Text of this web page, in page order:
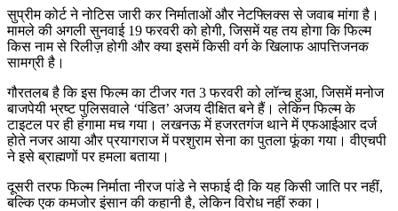
सुप्रीम कोर्ट ने नोटिस जारी कर निर्माताओं और नेटफ्लिक्स से जवाब मांगा है।
मामले की अगली सुनवाई 19 फरवरी को होगी, जिसमें यह तय होगा कि फिल्म
किस नाम से रिलीज़ होगी और क्या इसमें किसी वर्ग के खिलाफ आपत्तिजनक
सामग्री है।
गौरतलब है कि इस फिल्म का टीजर गत 3 फरवरी को लॉन्च हुआ, जिसमें मनोज
बाजपेयी भ्रष्ट पुलिसवाले ‘पंडित’ अजय दीक्षित बने हैं। लेकिन फिल्म के
टाइटल पर ही हंगामा मच गया। लखनऊ में हजरतगंज थाने में एफआईआर दर्ज
होते नजर आया और प्रयागराज में परशुराम सेना का पुतला फूंका गया। वीएचपी
ने इसे ब्राह्मणों पर हमला बताया।
दूसरी तरफ फिल्म निर्माता नीरज पांडे ने सफाई दी कि यह किसी जाति पर नहीं,
बल्कि एक कमजोर इंसान की कहानी है, लेकिन विरोध नहीं रुका।